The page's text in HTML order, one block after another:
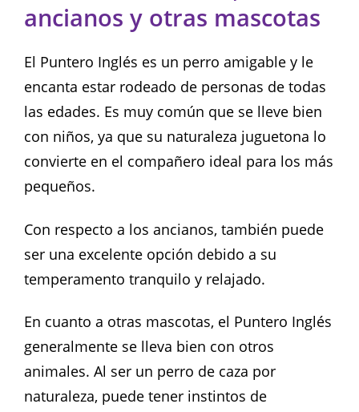
ancianos y otras mascotas
El Puntero Inglés es un perro amigable y le
encanta estar rodeado de personas de todas
las edades. Es muy común que se lleve bien
con niños, ya que su naturaleza juguetona lo
convierte en el compañero ideal para los más
pequeños.
Con respecto a los ancianos, también puede
ser una excelente opción debido a su
temperamento tranquilo y relajado.
En cuanto a otras mascotas, el Puntero Inglés
generalmente se lleva bien con otros
animales. Al ser un perro de caza por
naturaleza, puede tener instintos de